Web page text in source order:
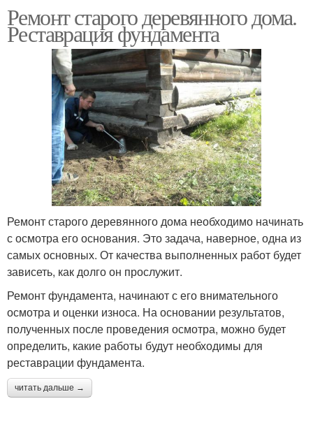
Ремонт старого деревянного дома.
Реставрация фундамента
Ремонт старого деревянного дома необходимо начинать
с осмотра его основания. Это задача, наверное, одна из
самых основных. От качества выполненных работ будет
зависеть, как долго он прослужит.
Ремонт фундамента, начинают с его внимательного
осмотра и оценки износа. На основании результатов,
полученных после проведения осмотра, можно будет
определить, какие работы будут необходимы для
реставрации фундамента.
читать дальше →